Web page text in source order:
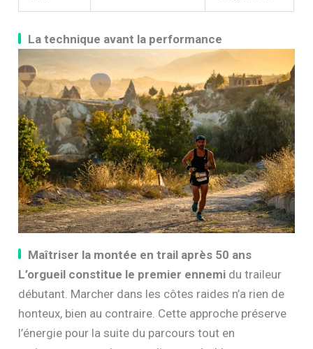
La technique avant la performance
Maîtriser la montée en trail après 50 ans
L’orgueil constitue le premier ennemi du traileur
débutant. Marcher dans les côtes raides n’a rien de
honteux, bien au contraire. Cette approche préserve
l’énergie pour la suite du parcours tout en